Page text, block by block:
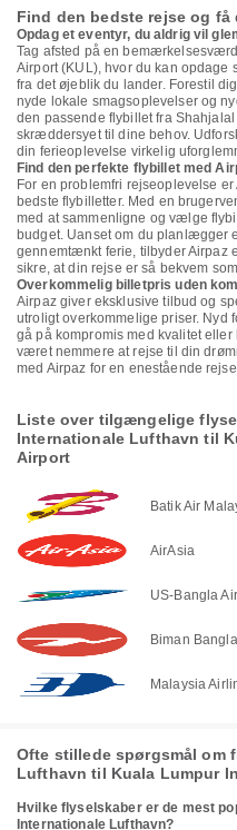
Find den bedste rejse og
Opdag et eventyr, du aldrig vil
Tag afsted på en
Airport (KUL), hvor du kan opdage
fra det øjeblik du lander. Forestil
nyde lokale smagsoplevelser og
den passende flybillet fra
skræddersyet til dine behov.
din ferieoplevelse virkelig
Find den perfekte flybillet med
For en problemfri rejseoplevelse
bedste flybilletter. Med en
med at sammenligne og vælge
budget. Uanset om du planlægger
gennemtænkt ferie, tilbyder Airpaz
sikre, at din rejse er så bekvem
Overkommelig billetpris uden
Airpaz giver eksklusive tilbud og
utroligt overkommelige priser. Nyd
gå på kompromis med kvalitet
været nemmere at rejse til din
med Airpaz for en enestående
Liste over tilgængelige
Internationale Lufthavn til
Airport
Batik Air
AirAsia
US-Bangla
Biman
Malaysia
Ofte stillede spørgsmål om
Lufthavn til Kuala Lumpur
Hvilke flyselskaber er de mest
Internationale Lufthavn?